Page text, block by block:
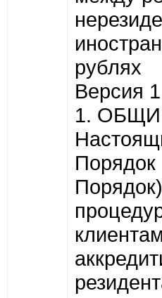
рублях
Версия
1.
Порядок